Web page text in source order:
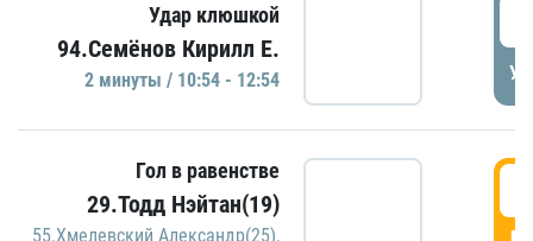
Удар клюшкой
94.Семёнов Кирилл Е.
2 минуты / 10:54 - 12:54
Гол в равенстве
29.Тодд Нэйтан(19)
55.Хмелевский Александр(25),